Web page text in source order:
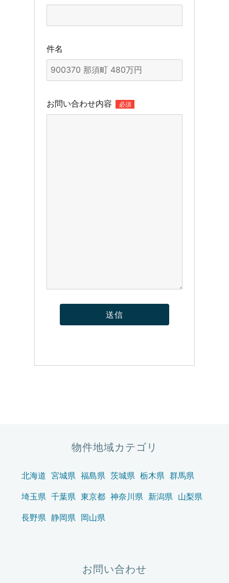
件名
お問い合わせ内容 必須
物件地域カテゴリ
北海道 宮城県 福島県 茨城県 栃木県 群馬県
埼玉県 千葉県 東京都 神奈川県 新潟県 山梨県
長野県 静岡県 岡山県
お問い合わせ